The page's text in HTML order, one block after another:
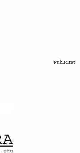
Publicitat